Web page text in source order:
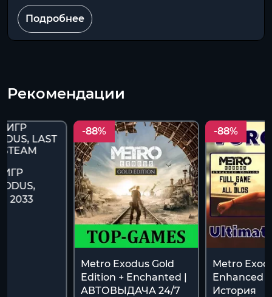
Подробнее
Рекомендации
2033
-88%
Metro Exodus Gold
Edition + Enchanted |
АВТОВЫДАЧА 24/7
-88%
Metro
Enhanced
История